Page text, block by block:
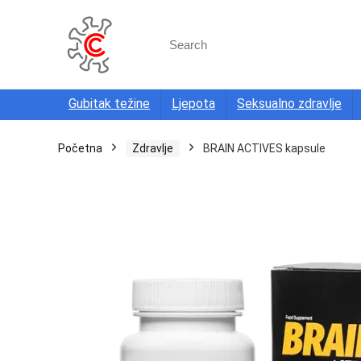
for:
Gubitak težine Ljepota Seksualno zdravlje
Početna Zdravlje BRAIN ACTIVES kapsule